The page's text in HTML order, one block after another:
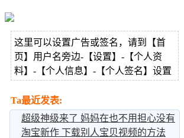
这里可以设置广告或签名，请到【首
页】用户名旁边-【设置】-【个人资
料】-【个人信息】-【个人签名】设置
Ta最近发表:
超级神级来了 妈妈在也不用担心没有
爆款了
淘宝新作 下载别人宝贝视频的方法